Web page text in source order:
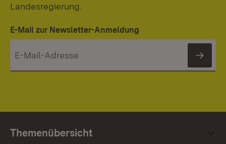
Landesregierung.
E-Mail zur Newsletter-Anmeldung
Themenübersicht